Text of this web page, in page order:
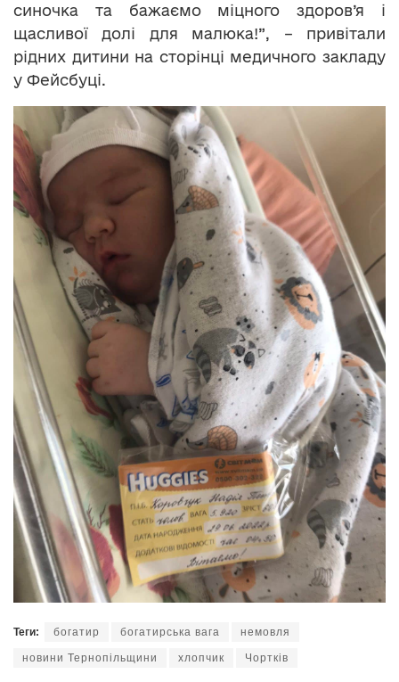
синочка та бажаємо міцного здоров’я і
щасливої долі для малюка!”, – привітали
рідних дитини на сторінці медичного закладу
у Фейсбуці.
Теги: богатир богатирська вага немовля
новини Тернопільщини хлопчик Чортків